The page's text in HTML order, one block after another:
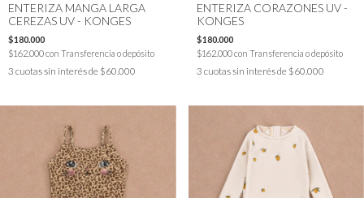
ENTERIZA MANGA LARGA
CEREZAS UV - KONGES
$180.000
$162.000con Transferencia o depósito
3 cuotas sin interés de $60.000
ENTERIZA CORAZONES UV -
KONGES
$180.000
$162.000con Transferencia o depósito
3 cuotas sin interés de $60.000